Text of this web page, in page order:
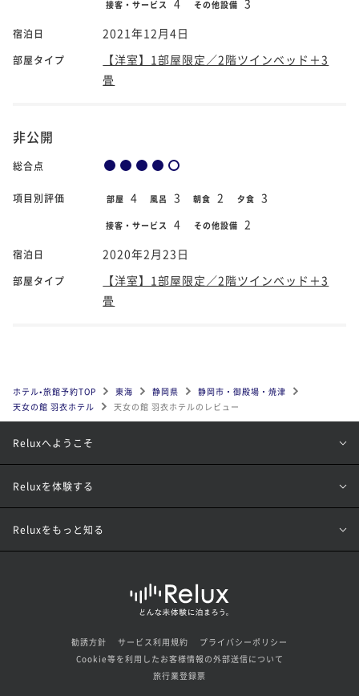
接客・サービス その他設備
宿泊日 2021年12月4日
部屋タイプ
【洋室】1部屋限定／2階ツインベッド＋3
畳
非公開
総合点
項目別評価 部屋 4 風呂 3 朝食 2 夕食 3
接客・サービス 4 その他設備 2
宿泊日 2020年2月23日
部屋タイプ
【洋室】1部屋限定／2階ツインベッド＋3
畳
ホテル•旅館予約TOP 東海 静岡県
静岡市・御殿場・焼津
天女の館 羽衣ホテル
天女の館 羽衣ホテルのレビュー
Reluxへようこそ
Reluxを体験する
Reluxをもっと知る
勧誘方針 サービス利用規約
プライバシーポリシー
Cookie等を利用したお客様情報の外部送信について
旅行業登録票